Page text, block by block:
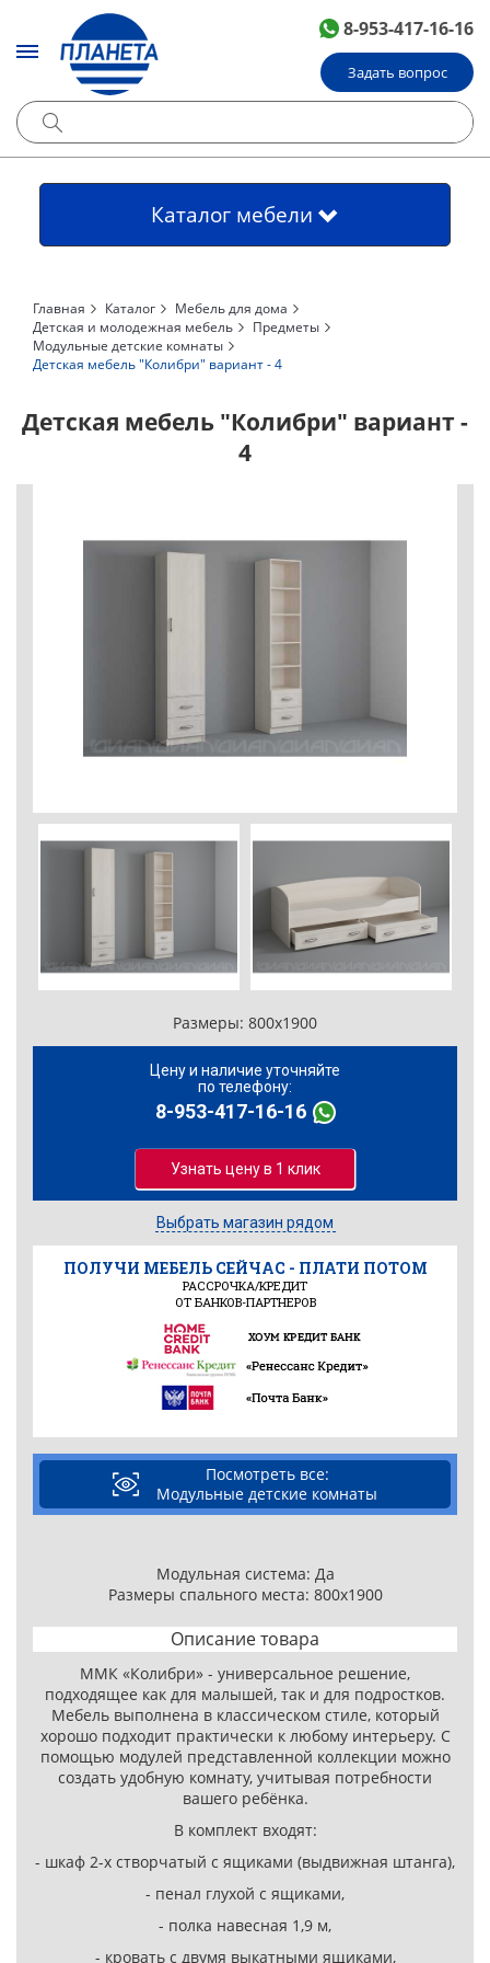
8-953-417-16-16
Задать вопрос
Каталог мебели
Главная Каталог
Мебель для дома
Детская и молодежная мебель
Предметы
Модульные детские комнаты
Детская мебель "Колибри" вариант - 4
Детская мебель "Колибри" вариант -
4
Размеры: 800х1900
Цену и наличие уточняйте
по телефону:
8-953-417-16-16
Узнать цену в 1 клик
Выбрать магазин рядом
ПОЛУЧИ МЕБЕЛЬ СЕЙЧАС - ПЛАТИ ПОТОМ
РАССРОЧКА/КРЕДИТ
ОТ БАНКОВ-ПАРТНЕРОВ
Посмотреть все:
Модульные детские комнаты
Модульная система: Да
Размеры спального места: 800х1900
Описание товара
ММК «Колибри» - универсальное решение,
подходящее как для малышей, так и для подростков.
Мебель выполнена в классическом стиле, который
хорошо подходит практически к любому интерьеру. С
помощью модулей представленной коллекции можно
создать удобную комнату, учитывая потребности
вашего ребёнка.
В комплект входят:
- шкаф 2-х створчатый с ящиками (выдвижная штанга),
- пенал глухой с ящиками,
- полка навесная 1,9 м,
- кровать с двумя выкатными ящиками,